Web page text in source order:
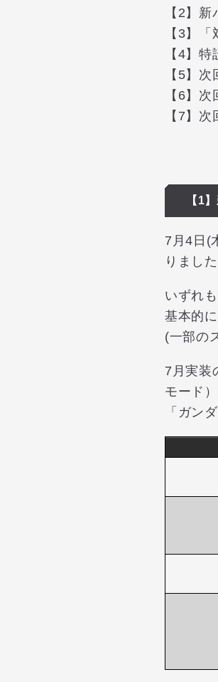
【2】
【3】
【4】
【5】
【6】
【7】
【1
7月4日(
りました
いずれ
基本的
(一部の
7月実装
モード
「ガン